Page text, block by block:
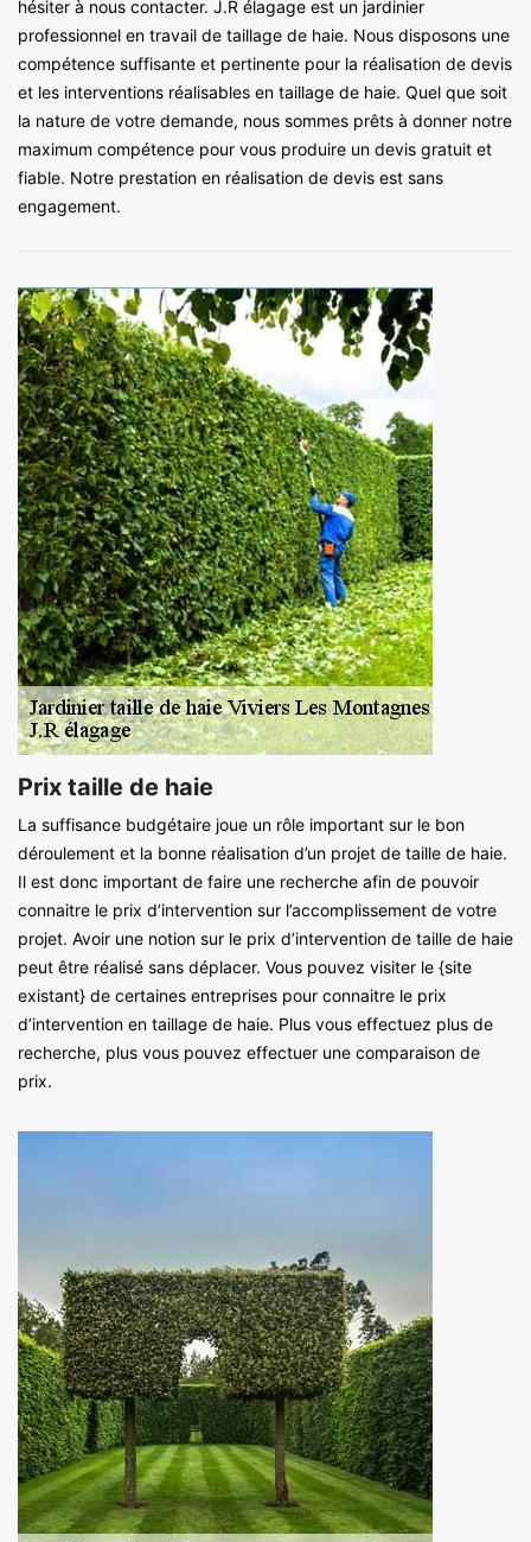
hésiter à nous contacter. J.R élagage est un jardinier
professionnel en travail de taillage de haie. Nous disposons une
compétence suffisante et pertinente pour la réalisation de devis
et les interventions réalisables en taillage de haie. Quel que soit
la nature de votre demande, nous sommes prêts à donner notre
maximum compétence pour vous produire un devis gratuit et
fiable. Notre prestation en réalisation de devis est sans
engagement.
Prix taille de haie
La suffisance budgétaire joue un rôle important sur le bon
déroulement et la bonne réalisation d’un projet de taille de haie.
Il est donc important de faire une recherche afin de pouvoir
connaitre le prix d’intervention sur l’accomplissement de votre
projet. Avoir une notion sur le prix d’intervention de taille de haie
peut être réalisé sans déplacer. Vous pouvez visiter le {site
existant} de certaines entreprises pour connaitre le prix
d’intervention en taillage de haie. Plus vous effectuez plus de
recherche, plus vous pouvez effectuer une comparaison de
prix.